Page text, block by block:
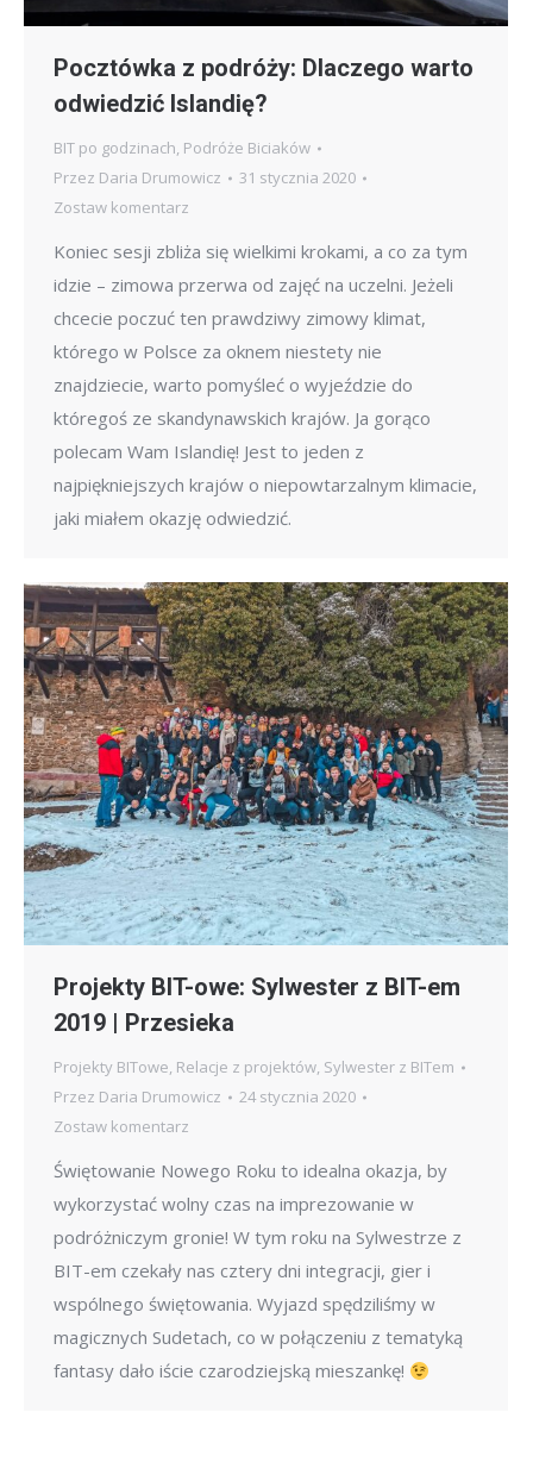
Pocztówka z podróży: Dlaczego warto
odwiedzić Islandię?
BIT po godzinach, Podróże Biciaków
Przez Daria Drumowicz
31 stycznia 2020
Zostaw komentarz
Koniec sesji zbliża się wielkimi krokami, a co za tym
idzie – zimowa przerwa od zajęć na uczelni. Jeżeli
chcecie poczuć ten prawdziwy zimowy klimat,
którego w Polsce za oknem niestety nie
znajdziecie, warto pomyśleć o wyjeździe do
któregoś ze skandynawskich krajów. Ja gorąco
polecam Wam Islandię! Jest to jeden z
najpiękniejszych krajów o niepowtarzalnym klimacie,
jaki miałem okazję odwiedzić.
Projekty BIT-owe: Sylwester z BIT-em
2019 | Przesieka
Projekty BITowe, Relacje z projektów, Sylwester z BITem
Przez Daria Drumowicz
24 stycznia 2020
Zostaw komentarz
Świętowanie Nowego Roku to idealna okazja, by
wykorzystać wolny czas na imprezowanie w
podróżniczym gronie! W tym roku na Sylwestrze z
BIT-em czekały nas cztery dni integracji, gier i
wspólnego świętowania. Wyjazd spędziliśmy w
magicznych Sudetach, co w połączeniu z tematyką
fantasy dało iście czarodziejską mieszankę!